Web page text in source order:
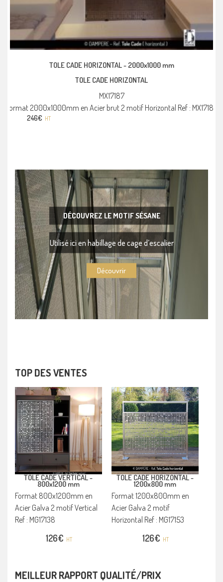
TOLE CADE HORIZONTAL - 2000x1000 mm
TOLE CADE HORIZONTAL
MX17187
Format 2000x1000mm en Acier brut 2 motif Horizontal Ref : MX17187
246€ HT
DÉCOUVREZ LE MOTIF SÉSANE
Utilisé ici en habillage de cage d’escalier
Découvrir
TOP DES VENTES
TOLE CADE VERTICAL -
800x1200 mm
Format 800x1200mm en
Acier Galva 2 motif Vertical
Ref : MG17138
126€ HT
TOLE CADE HORIZONTAL -
1200x800 mm
Format 1200x800mm en
Acier Galva 2 motif
Horizontal Ref : MG17153
126€ HT
MEILLEUR RAPPORT QUALITÉ/PRIX